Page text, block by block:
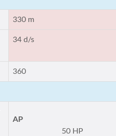
330 m
34 d/s
360
AP
50 HP